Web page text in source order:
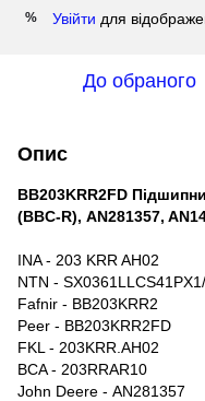
% Увійти для
До обраного
Опис
BB203KRR2FD
(BBC-R), AN281357,
INA - 203 KRR AH02
NTN -
Fafnir - BB203KRR2
Peer - BB203KRR2FD
FKL - 203KRR.AH02
BCA - 203RRAR10
John Deere - AN281357